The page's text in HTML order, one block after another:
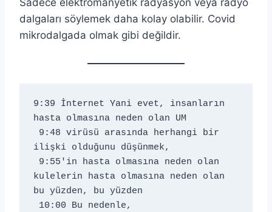
dalgaları söylemek daha kolay olabilir. Covid
mikrodalgada olmak gibi değildir.
9:39 İnternet Yani evet, insanların
hasta olmasına neden olan UM
ilişki olduğunu düşünmek,
kulelerin hasta olmasına neden olan
bu yüzden, bu yüzden
10:00 Bu nedenle,